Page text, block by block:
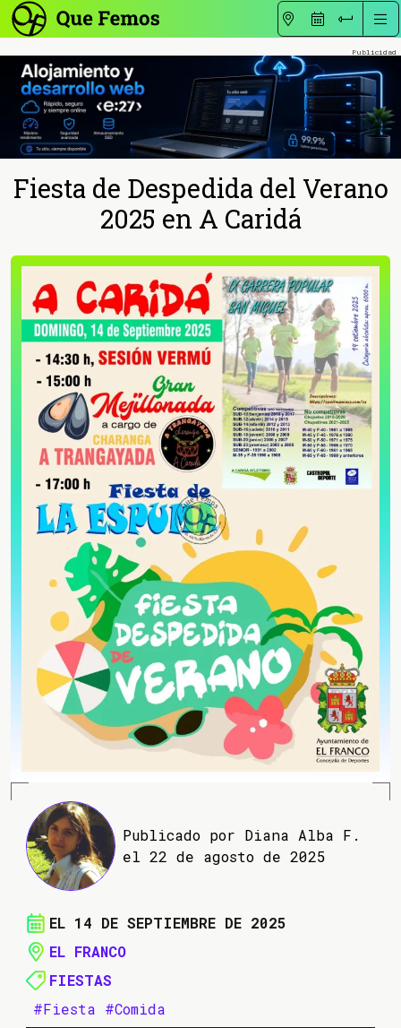
Fiesta de Despedida del Verano
2025 en A Caridá
Publicado por Diana Alba F.
el 22 de agosto de 2025
EL 14 DE SEPTIEMBRE DE 2025
EL FRANCO
FIESTAS
#Fiesta #Comida